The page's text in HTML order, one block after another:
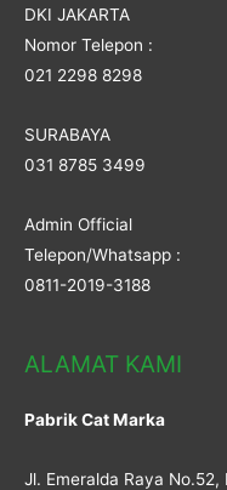
DKI JAKARTA
Nomor Telepon :
021 2298 8298
SURABAYA
031 8785 3499
Admin Official
Telepon/Whatsapp :
0811-2019-3188
ALAMAT KAMI
Pabrik Cat Marka
Jl. Emeralda Raya No.52,